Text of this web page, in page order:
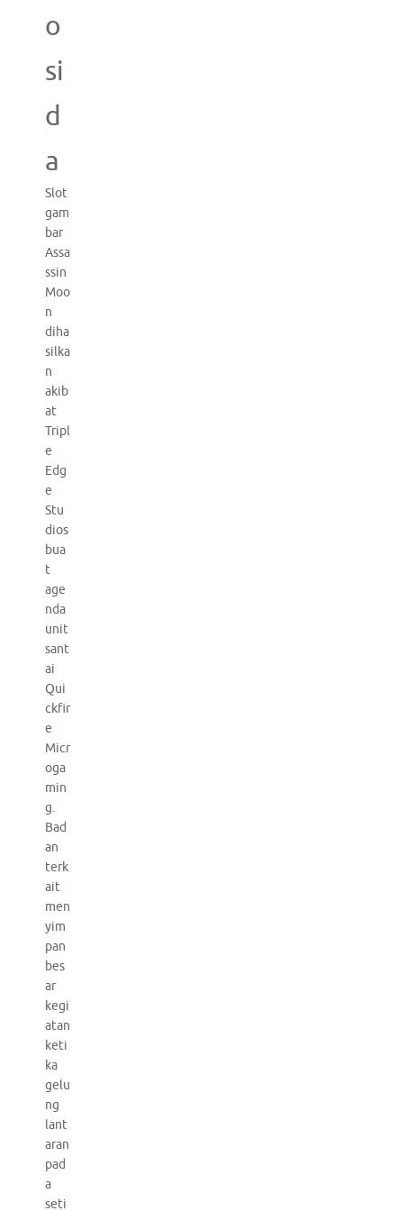
o
si
d
a
Slot
gam
bar
Assa
ssin
Moo
n
diha
silka
n
akib
at
Tripl
e
Edg
e
Stu
dios
bua
t
age
nda
unit
sant
ai
Qui
ckfir
e
Micr
oga
min
g.
Bad
an
terk
ait
men
yim
pan
bes
ar
kegi
atan
keti
ka
gelu
ng
lant
aran
pad
a
seti